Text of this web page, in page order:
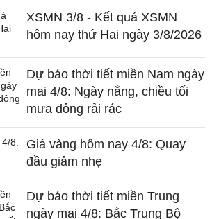
XSMN 3/8 - Kết quả XSMN
hôm nay thứ Hai ngày 3/8/2026
Dự báo thời tiết miền Nam ngày
mai 4/8: Ngày nắng, chiều tối
mưa dông rải rác
Giá vàng hôm nay 4/8: Quay
đầu giảm nhẹ
Dự báo thời tiết miền Trung
ngày mai 4/8: Bắc Trung Bộ